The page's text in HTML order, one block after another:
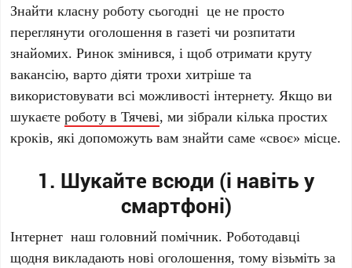
Знайти класну роботу сьогодні це не просто
переглянути оголошення в газеті чи розпитати
знайомих. Ринок змінився, і щоб отримати круту
вакансію, варто діяти трохи хитріше та
використовувати всі можливості інтернету. Якщо ви
шукаєтероботу в Тячеві, ми зібрали кілька простих
кроків, які допоможуть вам знайти саме «своє» місце.
1. Шукайте всюди (і навіть у
смартфоні)
Інтернет наш головний помічник. Роботодавці
щодня викладають нові оголошення, тому візьміть за